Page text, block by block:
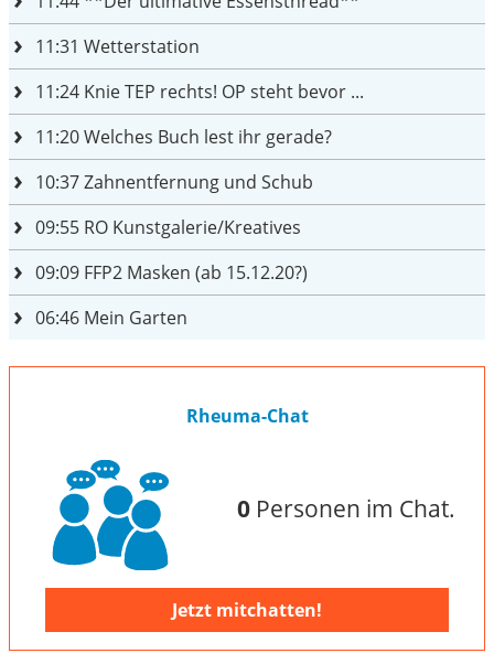
11:31 Wetterstation
11:24 Knie TEP rechts! OP steht bevor ...
11:20Welches Buch lest ihr gerade?
10:37Zahnentfernung und Schub
09:55 RO Kunstgalerie/Kreatives
09:09 FFP2 Masken (ab 15.12.20?)
06:46 Mein Garten
Rheuma-Chat
0Personen im Chat.
Jetzt mitchatten!